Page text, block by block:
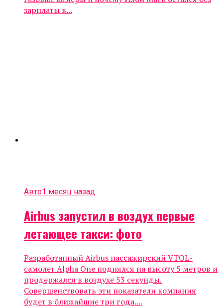
зарплаты в...
Авто1 месяц назад
Airbus запустил в воздух первые
летающее такси: фото
Разработанный Airbus пассажирский VTOL-
самолет Alpha One поднялся на высоту 5 метров и
продержался в воздухе 53 секунды.
Совершенствовать эти показатели компания
будет в ближайшие три года....